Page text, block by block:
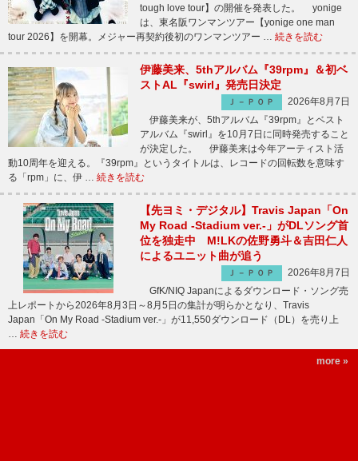
tough love tour】の開催を発表した。 yonige
は、東名阪ワンマンツアー【yonige one man
tour 2026】を開幕。メジャー再契約後初のワンマンツアー … 続きを読む
伊藤美来、5thアルバム『39rpm』＆初ベ
ストAL『swirl』発売日決定
Ｊ－ＰＯＰ
2026年8月7日
伊藤美来が、5thアルバム『39rpm』とベスト
アルバム『swirl』を10月7日に同時発売すること
が決定した。 伊藤美来は今年アーティスト活
動10周年を迎える。『39rpm』というタイトルは、レコードの回転数を意味す
る「rpm」に、伊 … 続きを読む
【先ヨミ・デジタル】Travis Japan「On
My Road -Stadium ver.-」がDLソング首
位を独走中 M!LKの佐野勇斗＆吉田仁人
によるユニット曲が追う
Ｊ－ＰＯＰ
2026年8月7日
GfK/NIQ Japanによるダウンロード・ソング売
上レポートから2026年8月3日～8月5日の集計が明らかとなり、Travis
Japan「On My Road -Stadium ver.-」が11,550ダウンロード（DL）を売り上
… 続きを読む
more »